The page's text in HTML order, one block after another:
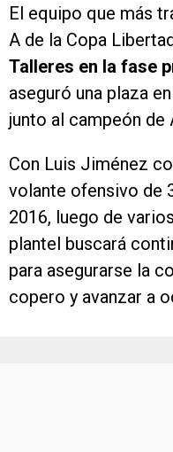
El equipo que más
A de la Copa
Talleres en la fase
aseguró una plaza
junto al campeón de
Con Luis Jiménez
volante ofensivo de
2016, luego de
plantel buscará
para asegurarse la
copero y avanzar a